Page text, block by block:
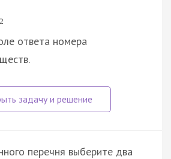
2
ответа номера
перечня выберите два